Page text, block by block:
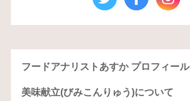
フードアナリストあすか プロフィール
美味献立(びみこんりゅう)について